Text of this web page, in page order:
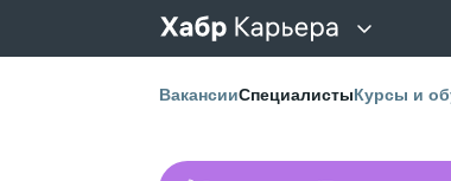
ВакансииСпециалистыКурсы и